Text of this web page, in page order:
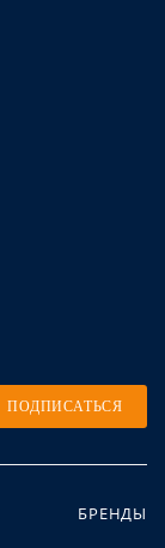
ПОДПИСАТЬСЯ
БРЕНДЫ